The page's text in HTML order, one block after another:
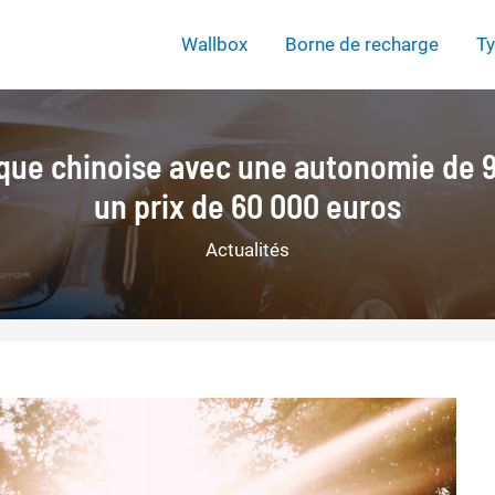
Wallbox Borne de recharge
chinoise avec une autonomie de
un prix de 60 000 euros
Actualités